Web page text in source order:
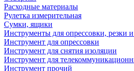
Расходные материалы
Рулетка измерительная
Сумки, ящики
Инструменты для опрессовки, резки
Инструмент для опрессовки
Инструмент для снятия изоляции
Инструмент для
Инструмент прочий